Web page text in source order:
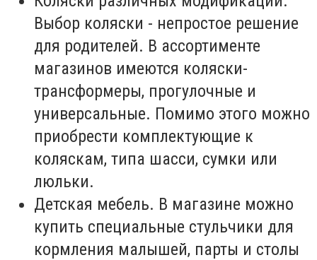
Выбор коляски - непростое решение
для родителей. В ассортименте
магазинов имеются коляски-
трансформеры, прогулочные и
универсальные. Помимо этого можно
приобрести комплектующие к
коляскам, типа шасси, сумки или
люльки.
Детская мебель. В магазине можно
купить специальные стульчики для
кормления малышей, парты и столы